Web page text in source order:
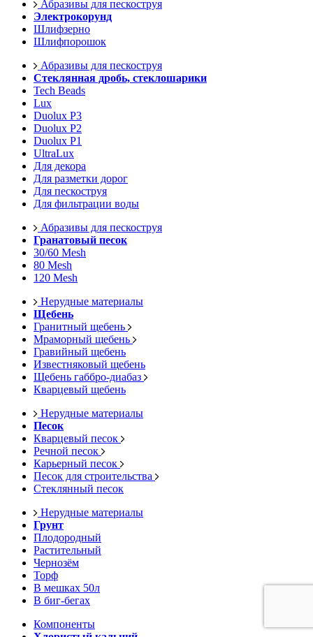
Абразивы для пескоструя
Электрокорунд
Шлифзерно
Шлифпорошок
Абразивы для пескоструя
Стеклянная дробь, стеклошарики
Tech Beads
Lux
Duolux P3
Duolux P2
Duolux P1
UltraLux
Для декора
Для разметки дорог
Для пескоструя
Для фильтрации воды
Абразивы для пескоструя
Гранатовый песок
30/60 Mesh
80 Mesh
120 Mesh
Нерудные материалы
Щебень
Гранитный щебень
Мраморный щебень
Гравийный щебень
Известняковый щебень
Щебень габбро-диабаз
Кварцевый щебень
Нерудные материалы
Песок
Кварцевый песок
Речной песок
Карьерный песок
Песок для строительства
Стеклянный песок
Нерудные материалы
Грунт
Плодородный
Растительный
Чернозём
Торф
В мешках 50л
В биг-бегах
Компоненты